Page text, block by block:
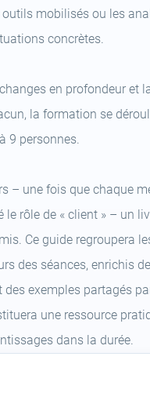
mobilisés ou les
concrètes.
en profondeur et
la formation se
9 personnes.
– une fois que chaque
le rôle de « client » – un
Ce guide regroupera
des séances, enrichis
des exemples partagés
une ressource
dans la durée.